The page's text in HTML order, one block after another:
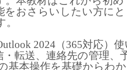
をおさらいしたい方に
2024（365対応）
・転送、連絡先の管理、
基本操作を基礎からわ